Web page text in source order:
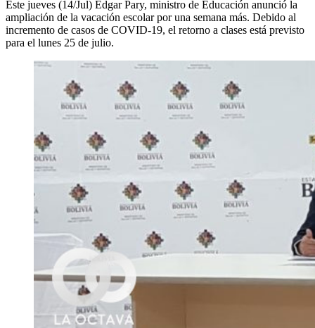
Este jueves (14/Jul) Édgar Pary, ministro de Educación anunció la
ampliación de la vacación escolar por una semana más. Debido al
incremento de casos de COVID-19, el retorno a clases está previsto
para el lunes 25 de julio.